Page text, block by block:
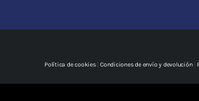
Política de cookies|Condiciones de envío y devolución|